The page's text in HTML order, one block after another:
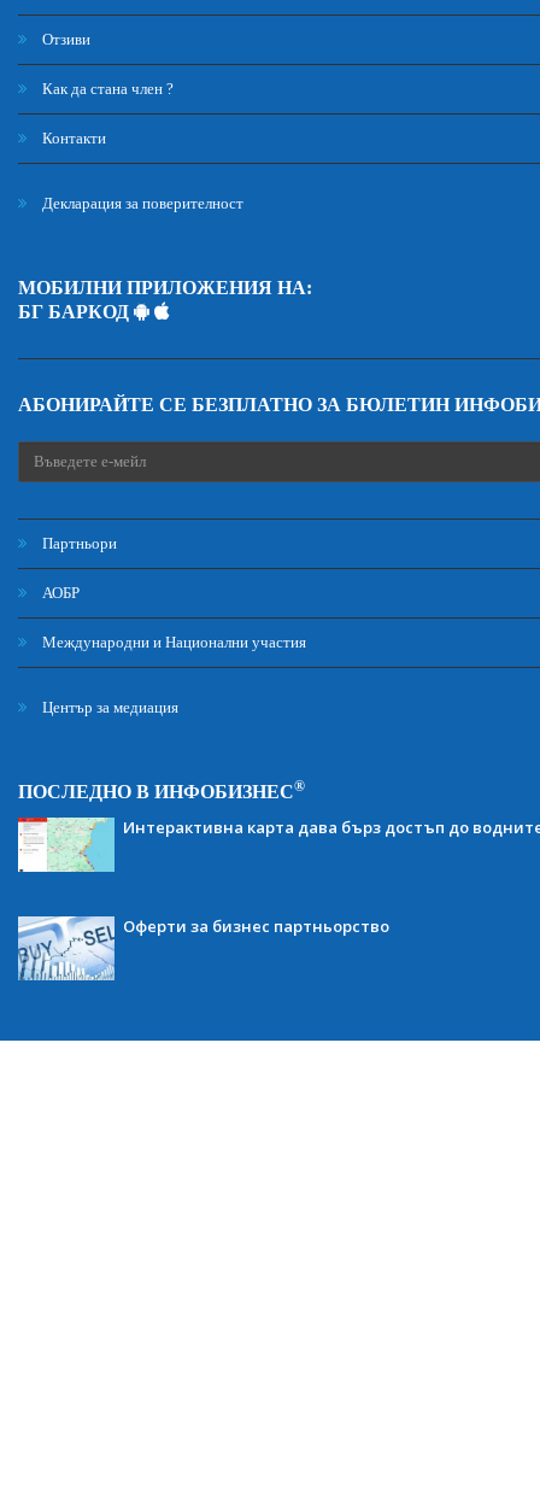
Отзиви
Как да стана член ?
Контакти
Декларация за поверителност
МОБИЛНИ ПРИЛОЖЕНИЯ НА:
БГ БАРКОД
АБОНИРАЙТЕ СЕ БЕЗПЛАТНО ЗА БЮЛЕТИН
Партньори
АОБР
Международни и Национални участия
Център за медиация
ПОСЛЕДНО В ИНФОБИЗНЕС®
Интерактивна карта дава бърз достъп до
Оферти за бизнес партньорство